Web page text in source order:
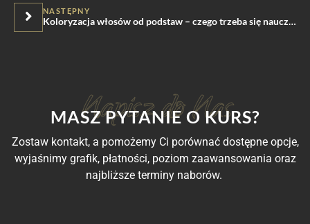
NASTĘPNY
Koloryzacja włosów od podstaw – czego trzeba się nauczyć?
MASZ PYTANIE O KURS?
Zostaw kontakt, a pomożemy Ci porównać dostępne opcje,
wyjaśnimy grafik, płatności, poziom zaawansowania oraz
najbliższe terminy naborów.